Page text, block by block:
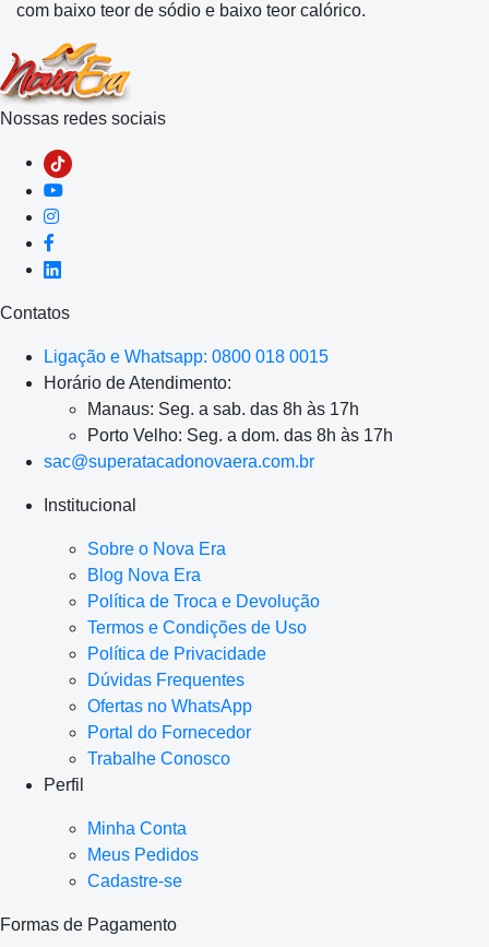
com baixo teor de sódio e baixo teor calórico.
Nossas redes sociais
Contatos
Ligação e Whatsapp: 0800 018 0015
Horário de Atendimento:
Manaus: Seg. a sab. das 8h às 17h
Porto Velho: Seg. a dom. das 8h às 17h
sac@superatacadonovaera.com.br
Institucional
Sobre o Nova Era
Blog Nova Era
Política de Troca e Devolução
Termos e Condições de Uso
Política de Privacidade
Dúvidas Frequentes
Ofertas no WhatsApp
Portal do Fornecedor
Trabalhe Conosco
Perfil
Minha Conta
Meus Pedidos
Cadastre-se
Formas de Pagamento